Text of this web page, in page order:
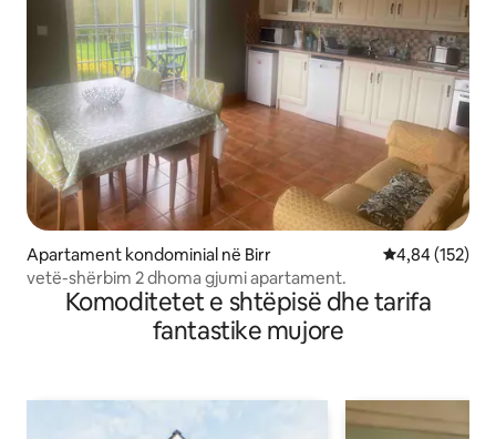
Apartament kondominial në Birr Vlerësimi
4,84 (152)
vetë-shërbim 2 dhoma gjumi apartament.
Komoditetet e shtëpisë dhe tarifa
fantastike mujore